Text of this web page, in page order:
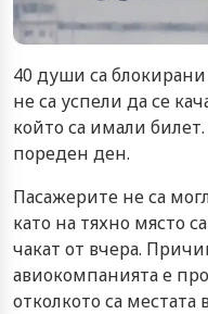
40 души са
не са успели да се
който са имали
пореден ден.
Пасажерите не са
като на тяхно място
чакат от вчера.
авиокомпанията е
отколкото са местата